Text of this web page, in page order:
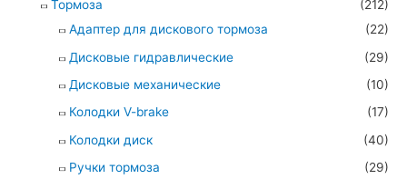
Тормоза
(212)
Адаптер для дискового тормоза
(22)
Дисковые гидравлические
(29)
Дисковые механические
(10)
Колодки V-brake
(17)
Колодки диск
(40)
Ручки тормоза
(29)